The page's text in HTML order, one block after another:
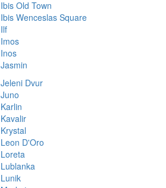
Ibis Old Town
Ibis Wenceslas Square
Ilf
Imos
Inos
Jasmin
Jeleni Dvur
Juno
Karlin
Kavalir
Krystal
Leon D'Oro
Loreta
Lublanka
Lunik